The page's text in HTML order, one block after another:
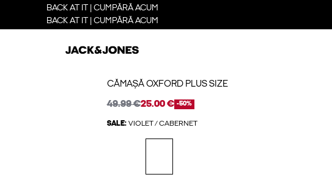
BACK AT IT | CUMPĂRĂ ACUM
BACK AT IT | CUMPĂRĂ ACUM
CĂMAȘĂ OXFORD PLUS SIZE
49.99 €25.00 € -50%
SALE: VIOLET / CABERNET